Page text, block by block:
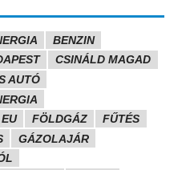
BENZIN
CSINÁLD MAGAD
AUTÓ
EU FÖLDGÁZ
FŰTÉS
GÁZOLAJÁR